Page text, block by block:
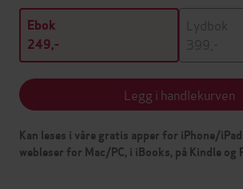
Ebok
249,-
Lydbok
399,-
Legg i handlekurven
Kan leses i våre gratis apper for iPhone/
webleser for Mac/PC, i iBooks, på Kindle og